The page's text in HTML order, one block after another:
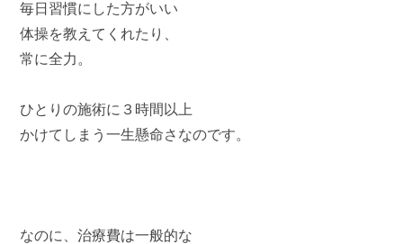
毎日習慣にした方がいい
体操を教えてくれたり、
常に全力。
ひとりの施術に３時間以上
かけてしまう一生懸命さなのです。
なのに、治療費は一般的な